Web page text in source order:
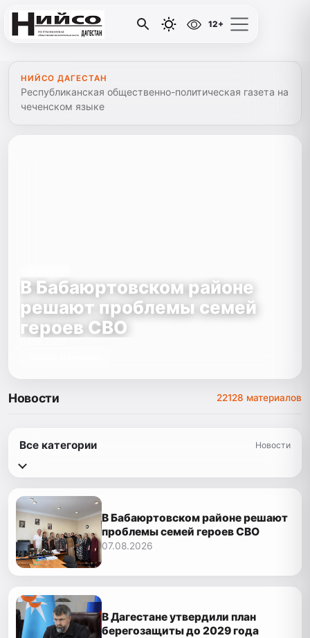
12+
НИЙСО ДАГЕСТАН
Республиканская общественно-политическая газета на
чеченском языке
В Бабаюртовском районе
решают проблемы семей
героев СВО
Новости 22128 материалов
Все категории Новости
В Бабаюртовском районе решают
проблемы семей героев СВО
07.08.2026
В Дагестане утвердили план
берегозащиты до 2029 года